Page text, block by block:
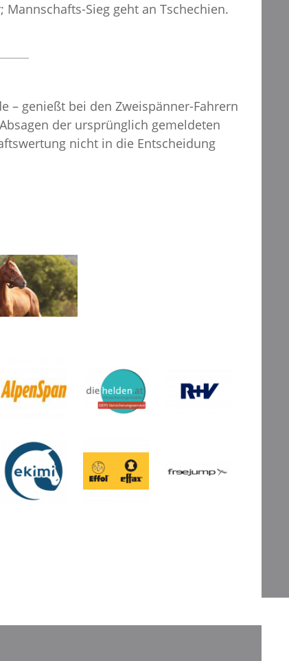
Sieg geht an Tschechien.
– genießt bei den Zweispänner-Fahrern
der ursprünglich gemeldeten
nicht in die Entscheidung